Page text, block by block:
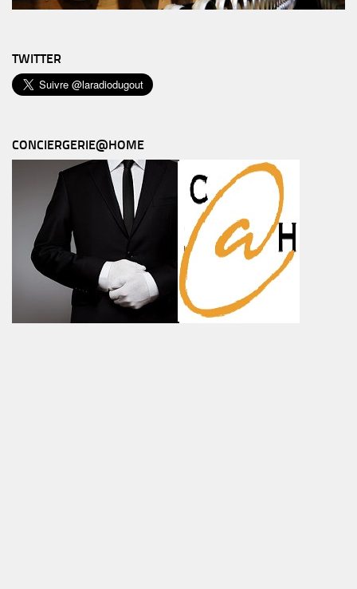
TWITTER
CONCIERGERIE@HOME